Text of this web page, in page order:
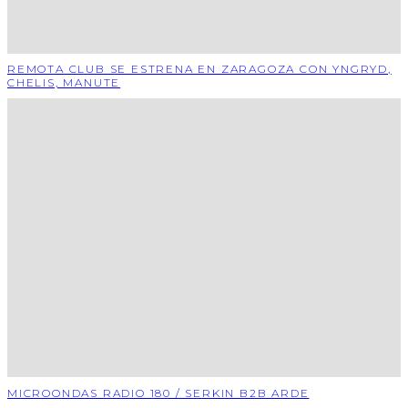
REMOTA CLUB SE ESTRENA EN ZARAGOZA CON YNGRYD,
CHELIS, MANUTE
MICROONDAS RADIO 180 / SERKIN B2B ARDE